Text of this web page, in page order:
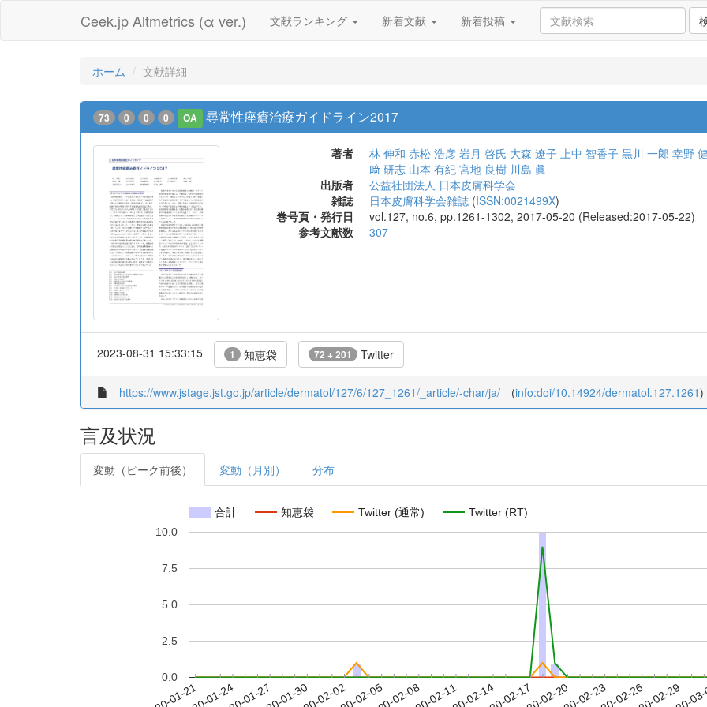
Ceek.jp Altmetrics (α ver.) 文献ランキング 新着文献 新着投稿
ホーム 文献詳細
73 0 0 0 OA 尋常性痤瘡治療ガイドライン2017
著者 林 伸和 赤松 浩彦 岩月 啓氏 大森 遼子 上中 智香子 黒川 一郎 幸野 健
﨑 研志 山本 有紀 宮地 良樹 川島 眞
出版者
公益社団法人 日本皮膚科学会
雑誌
日本皮膚科学会雑誌 (ISSN:0021499X)
巻号頁・発行日
vol.127, no.6, pp.1261-1302, 2017-05-20 (Released:2017-05-22)
参考文献数
307
2023-08-31 15:33:15 1 知恵袋 72 + 201 Twitter
https://www.jstage.jst.go.jp/article/dermatol/127/6/127_1261/_article/-char/ja/ (info:doi/10.14924/dermatol.127.1261)
言及状況
変動（ピーク前後） 変動（月別） 分布
合計 知恵袋 Twitter (通常) Twitter (RT)
0.0
2.5
5.0
7.5
10.0